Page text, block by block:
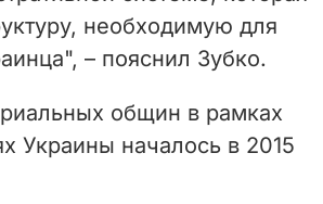
необходимую для
– пояснил Зубко.
общин в рамках
Украины началось в 2015